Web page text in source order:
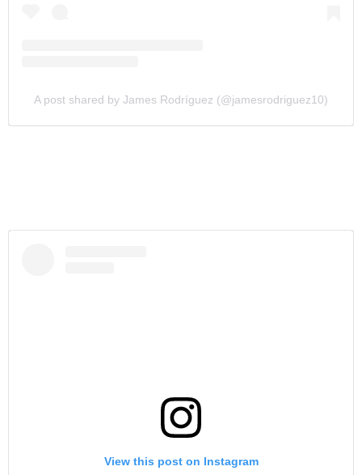
A post shared by James Rodríguez (@jamesrodriguez10)
View this post on Instagram